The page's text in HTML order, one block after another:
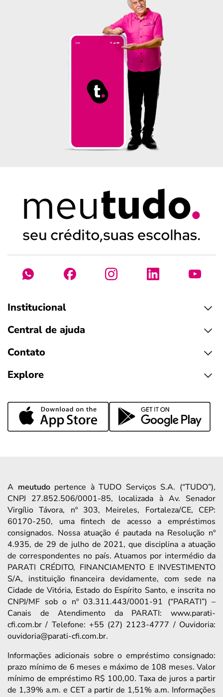
Institucional
Central de ajuda
Contato
Explore
A meutudopertence à TUDO Serviços S.A. (“TUDO”),
CNPJ 27.852.506/0001-85, localizada à Av. Senador
Virgílio Távora, nº 303, Meireles, Fortaleza/CE, CEP:
60170-250, uma fintech de acesso a empréstimos
consignados. Nossa atuação é pautada na Resolução nº
4.935, de 29 de julho de 2021, que disciplina a atuação
de correspondentes no país. Atuamos por intermédio da
PARATI CRÉDITO, FINANCIAMENTO E INVESTIMENTO
S/A, instituição financeira devidamente, com sede na
Cidade de Vitória, Estado do Espírito Santo, e inscrita no
CNPJ/MF sob o nº 03.311.443/0001-91 (“PARATI”) –
Canais de Atendimento da PARATI: www.parati-
cfi.com.br / Telefone: +55 (27) 2123-4777 / Ouvidoria:
ouvidoria@parati-cfi.com.br.
Informações adicionais sobre o empréstimo consignado:
prazo mínimo de 6 meses e máximo de 108 meses. Valor
mínimo de empréstimo R$ 100,00. Taxa de juros a partir
de 1,39% a.m. e CET a partir de 1,51% a.m. Informações